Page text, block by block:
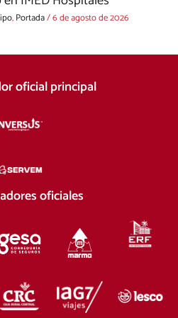
,Portada/6 de agosto de 2026
oficial principal
oficiales